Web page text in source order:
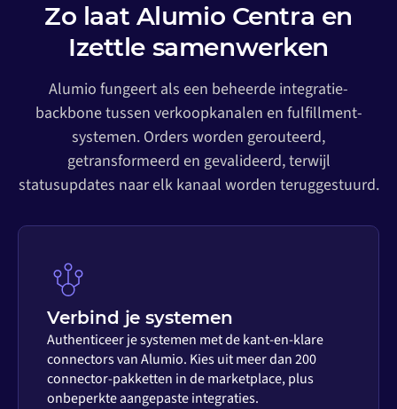
Zo laat Alumio Centra en
Izettle samenwerken
Alumio fungeert als een beheerde integratie-
backbone tussen verkoopkanalen en fulfillment-
systemen. Orders worden gerouteerd,
getransformeerd en gevalideerd, terwijl
statusupdates naar elk kanaal worden teruggestuurd.
Verbind je systemen
Authenticeer je systemen met de kant-en-klare
connectors van Alumio. Kies uit meer dan 200
connector-pakketten in de marketplace, plus
onbeperkte aangepaste integraties.